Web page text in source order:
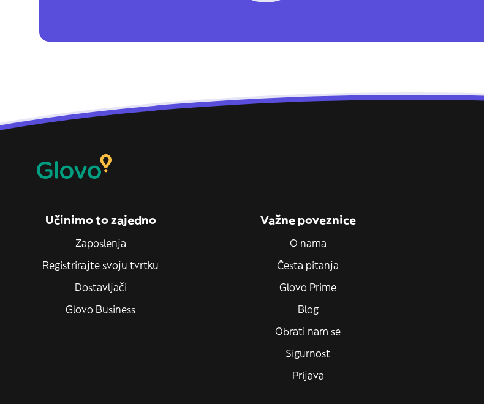
Učinimo to zajedno
Zaposlenja
Registrirajte svoju tvrtku
Dostavljači
Glovo Business
Važne poveznice
O nama
Česta pitanja
Glovo Prime
Blog
Obrati nam se
Sigurnost
Prijava